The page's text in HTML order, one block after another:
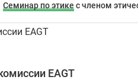
Семинар по этике с членом
EAGT